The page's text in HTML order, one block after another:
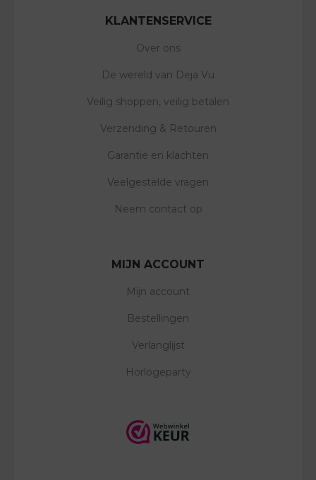
KLANTENSERVICE
Over ons
De wereld van Deja Vu
Veilig shoppen, veilig betalen
Verzending & Retouren
Garantie en klachten
Veelgestelde vragen
Neem contact op
MIJN ACCOUNT
Mijn account
Bestellingen
Verlanglijst
Horlogeparty